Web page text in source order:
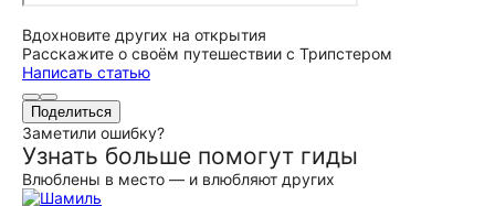
Вдохновите других на открытия
Расскажите о своём путешествии с Трипстером
Написать статью
Поделиться
Заметили ошибку?
Узнать больше помогут гиды
Влюблены в место — и влюбляют других